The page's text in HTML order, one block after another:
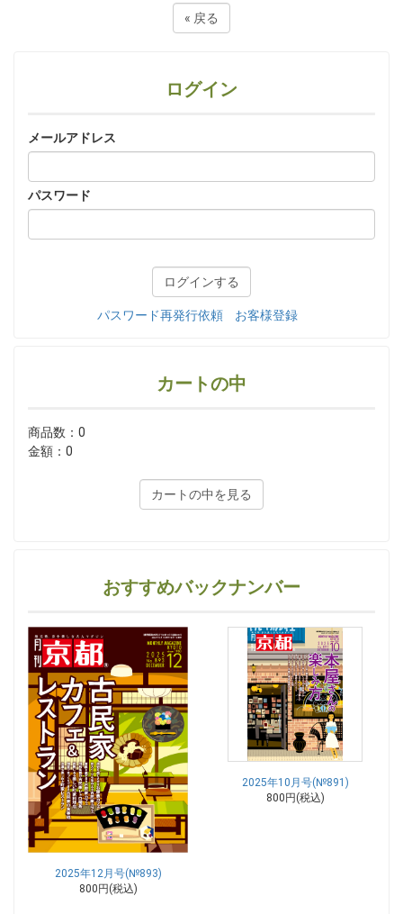
« 戻る
ログイン
メールアドレス
パスワード
パスワード再発行依頼 お客様登録
カートの中
商品数：0
金額：0
カートの中を見る
おすすめバックナンバー
2025年12月号(№893)
800円(税込)
2025年10月号(№891)
800円(税込)